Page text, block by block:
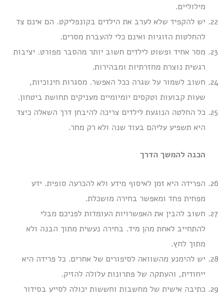
מילוליים.
יש להקפיד שלא לערב את הילדים בקונפליקט. הם אינם צד
להחלטות הזוגיות ואינם כלי להעברת מסרים.
מסר אחיד ופשוט לילדים חשוב יותר מהסבר מפורט. יציבות
רגשית נוצרת מחזרתיות ומבהירות.
חשוב לשמור על שגרה ככל האפשר. מסגרות חינוכיות,
שעות קבועות וטקסים יומיומיים מעניקים תחושת ביטחון.
כל החלטה הנוגעת לילדים צריכה להיבחן דרך השאלה כיצד
היא תשפיע עליהם בעוד שנה ולא רק מחר.
הכנה להמשך הדרך
הפרידה היא זמן לאיסוף מידע ולא להכרעה סופית. ידע
מפחית פחד ומאפשר בחירה מושכלת.
חשוב להבין את האפשרויות העומדות לפניכם מבלי
להתחייב לאחת מהן מיד. בחירה נעשית מתוך הבנה ולא
מתוך לחץ.
יש להימנע מהשוואה לסיפורים של אחרים. כל פרידה היא
ייחודית, והעתקה של פתרונות עלולה להזיק.
כתיבה אישית של מחשבות וחששות יכולה לסייע בסידור